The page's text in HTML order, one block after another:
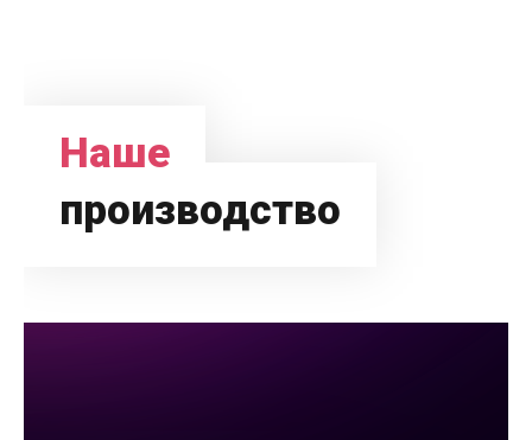
Наше
производство